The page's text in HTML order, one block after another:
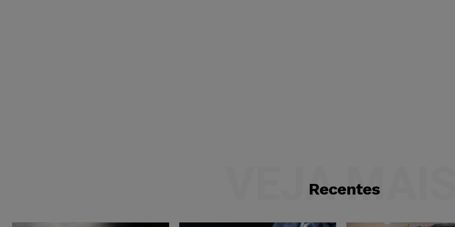
Recentes
VEJA